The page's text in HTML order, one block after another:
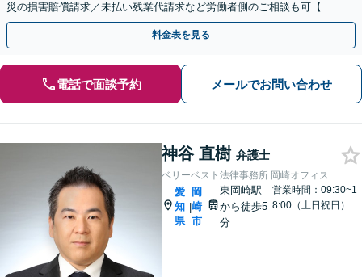
災の損害賠償請求／未払い残業代請求など労働者側のご相談も可【休
日対応可能】【電話・WEB面談】
料金表を見る
電話で面談予約 メールでお問い合わせ
神谷 直樹 弁護士
ベリーベスト法律事務所 岡崎オフィス
愛
知
県
|
岡
崎
市
東岡崎駅
から徒歩5
分
営業時間：09:30~1
8:00（土日祝日）